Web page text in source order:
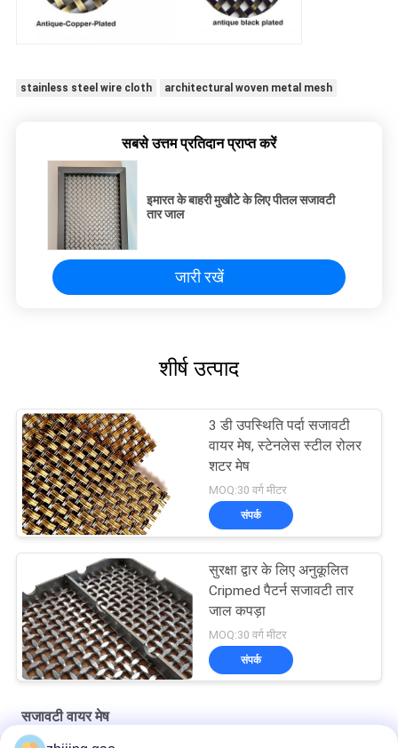
stainless steel wire cloth architectural woven metal mesh
सबसे उत्तम प्रतिदान प्राप्त करें
इमारत के बाहरी मुखौटे के लिए पीतल सजावटी
तार जाल
जारी रखें
शीर्ष उत्पाद
3 डी उपस्थिति पर्दा सजावटी
वायर मेष, स्टेनलेस स्टील रोलर
शटर मेष
MOQ:30 वर्ग मीटर
संपर्क
सुरक्षा द्वार के लिए अनुकूलित
Cripmed पैटर्न सजावटी तार
जाल कपड़ा
MOQ:30 वर्ग मीटर
संपर्क
सजावटी वायर मेष